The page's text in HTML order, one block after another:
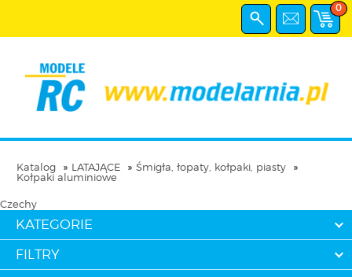
0
Katalog LATAJĄCE
Śmigła, łopaty, kołpaki, piasty
Kołpaki aluminiowe
Czechy
KATEGORIE
FILTRY